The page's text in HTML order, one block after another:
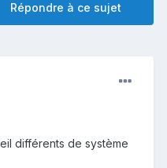
Répondre à ce sujet
différents de système